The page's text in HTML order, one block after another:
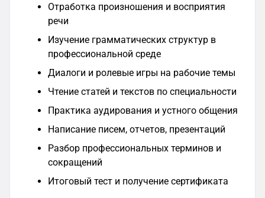
Отработка произношения и восприятия
речи
Изучение грамматических структур в
профессиональной среде
Диалоги и ролевые игры на рабочие темы
Чтение статей и текстов по специальности
Практика аудирования и устного общения
Написание писем, отчетов, презентаций
Разбор профессиональных терминов и
сокращений
Итоговый тест и получение сертификата